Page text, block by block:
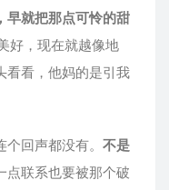
早就把那点可怜的甜
好，现在就越像地
看看，他妈的是引我
回声都没有。 不是
点联系也要被那个破